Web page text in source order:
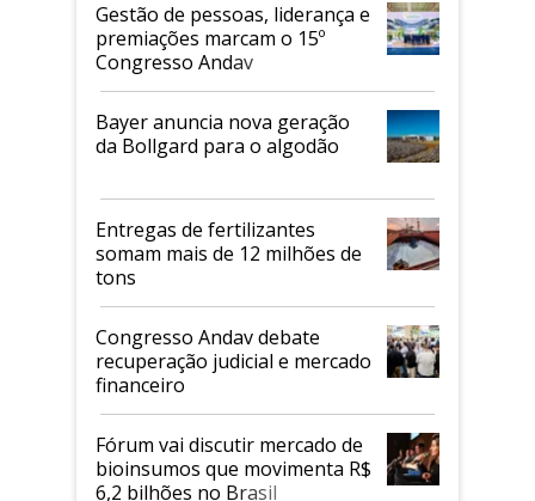
Gestão de pessoas, liderança e
premiações marcam o 15º
Congresso Andav
Bayer anuncia nova geração
da Bollgard para o algodão
Entregas de fertilizantes
somam mais de 12 milhões de
tons
Congresso Andav debate
recuperação judicial e mercado
financeiro
Fórum vai discutir mercado de
bioinsumos que movimenta R$
6,2 bilhões no Brasil